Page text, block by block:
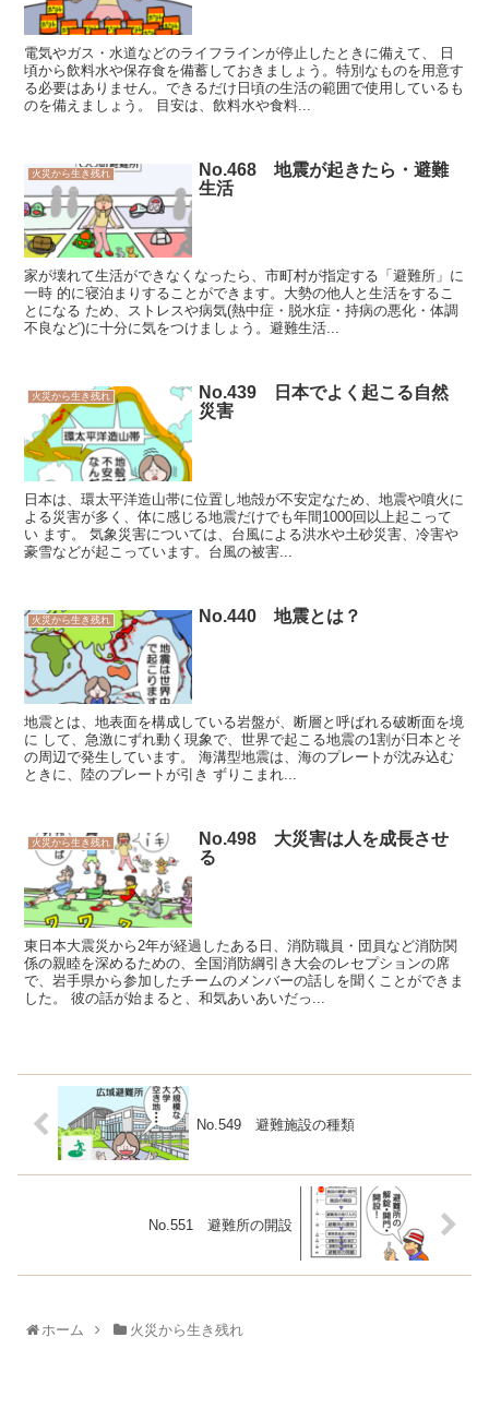
電気やガス・水道などのライフラインが停止したときに備えて、 日
頃から飲料水や保存食を備蓄しておきましょう。特別なものを用意す
る必要はありません。できるだけ日頃の生活の範囲で使用しているも
のを備えましょう。 目安は、飲料水や食料...
火災から生き残れ
No.468 地震が起きたら・避難
生活
家が壊れて生活ができなくなったら、市町村が指定する「避難所」に
一時 的に寝泊まりすることができます。大勢の他人と生活をするこ
とになる ため、ストレスや病気(熱中症・脱水症・持病の悪化・体調
不良など)に十分に気をつけましょう。避難生活...
火災から生き残れ
No.439 日本でよく起こる自然
災害
日本は、環太平洋造山帯に位置し地殻が不安定なため、地震や噴火に
よる災害が多く、体に感じる地震だけでも年間1000回以上起こって
い ます。 気象災害については、台風による洪水や土砂災害、冷害や
豪雪などが起こっています。台風の被害...
火災から生き残れ No.440 地震とは？
地震とは、地表面を構成している岩盤が、断層と呼ばれる破断面を境
に して、急激にずれ動く現象で、世界で起こる地震の1割が日本とそ
の周辺で発生しています。 海溝型地震は、海のプレートが沈み込む
ときに、陸のプレートが引き ずりこまれ...
火災から生き残れ
No.498 大災害は人を成長させ
る
東日本大震災から2年が経過したある日、消防職員・団員など消防関
係の親睦を深めるための、全国消防綱引き大会のレセプションの席
で、岩手県から参加したチームのメンバーの話しを聞くことができま
した。 彼の話が始まると、和気あいあいだっ...
No.549 避難施設の種類
No.551 避難所の開設
ホーム 火災から生き残れ